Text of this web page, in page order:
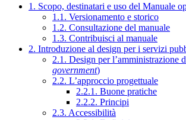
1. Scopo, destinatari e uso del Manuale
1.1. Versionamento e storico
1.2. Consultazione del manuale
1.3. Contribuisci al manuale
2. Introduzione al design per i servizi
2.1. Design per l’amministrazione
government)
2.2. L’approccio progettuale
2.2.1. Buone pratiche
2.2.2. Principi
2.3. Accessibilità